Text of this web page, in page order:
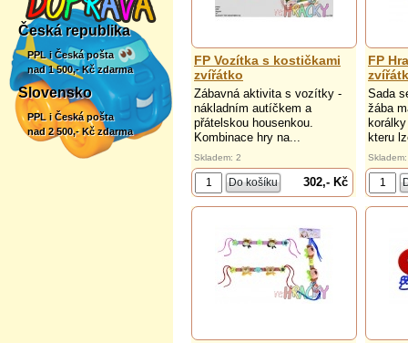
Česká republika
PPL i Česká pošta
nad 1 500,- Kč zdarma
Slovensko
PPL i Česká pošta
nad 2 500,- Kč zdarma
FP Vozítka s kostičkami
zvířátko
Zábavná aktivita s vozítky -
nákladním autíčkem a
přátelskou housenkou.
Kombinace hry na...
Skladem: 2
302,- Kč
FP
Sada
žába
kteru